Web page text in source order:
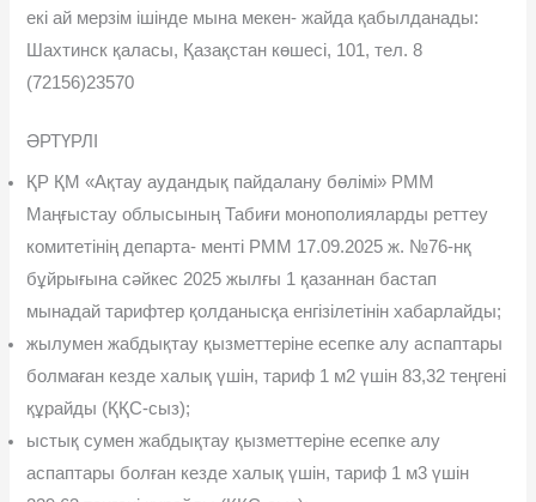
екі ай мерзім ішінде мына мекен- жайда қабылданады:
Шахтинск қаласы, Қазақстан көшесі, 101, тел. 8
(72156)23570
ӘРТҮРЛІ
ҚР ҚМ «Ақтау аудандық пайдалану бөлімі» РММ
Маңғыстау облысының Табиғи монополияларды реттеу
комитетінің департа- менті РММ 17.09.2025 ж. №76-нқ
бұйрығына сəйкес 2025 жылғы 1 қазаннан бастап
мынадай тарифтер қолданысқа енгізілетінін хабарлайды;
жылумен жабдықтау қызметтеріне есепке алу аспаптары
болмаған кезде халық үшін, тариф 1 м2 үшін 83,32 теңгені
құрай­ды (ҚҚС-сыз);
ыстық сумен жабдықтау қызметтеріне есепке алу
аспаптары болған кезде халық үшін, тариф 1 м3 үшін